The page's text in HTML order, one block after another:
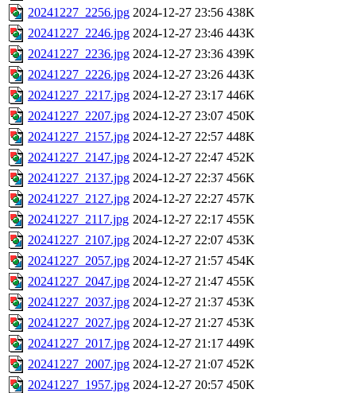
20241227_2256.jpg 2024-12-27 23:56 438K
20241227_2246.jpg 2024-12-27 23:46 443K
20241227_2236.jpg 2024-12-27 23:36 439K
20241227_2226.jpg 2024-12-27 23:26 443K
20241227_2217.jpg 2024-12-27 23:17 446K
20241227_2207.jpg 2024-12-27 23:07 450K
20241227_2157.jpg 2024-12-27 22:57 448K
20241227_2147.jpg 2024-12-27 22:47 452K
20241227_2137.jpg 2024-12-27 22:37 456K
20241227_2127.jpg 2024-12-27 22:27 457K
20241227_2117.jpg 2024-12-27 22:17 455K
20241227_2107.jpg 2024-12-27 22:07 453K
20241227_2057.jpg 2024-12-27 21:57 454K
20241227_2047.jpg 2024-12-27 21:47 455K
20241227_2037.jpg 2024-12-27 21:37 453K
20241227_2027.jpg 2024-12-27 21:27 453K
20241227_2017.jpg 2024-12-27 21:17 449K
20241227_2007.jpg 2024-12-27 21:07 452K
20241227_1957.jpg 2024-12-27 20:57 450K